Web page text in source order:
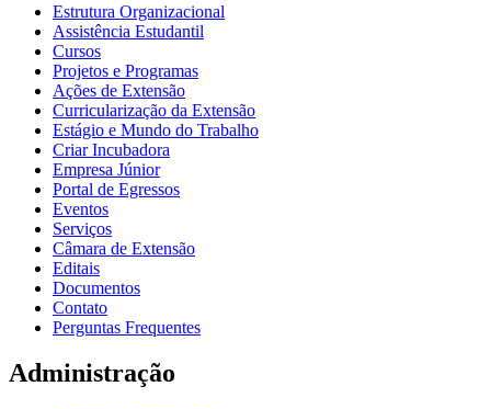
Estrutura Organizacional
Assistência Estudantil
Cursos
Projetos e Programas
Ações de Extensão
Curricularização da Extensão
Estágio e Mundo do Trabalho
Criar Incubadora
Empresa Júnior
Portal de Egressos
Eventos
Serviços
Câmara de Extensão
Editais
Documentos
Contato
Perguntas Frequentes
Administração